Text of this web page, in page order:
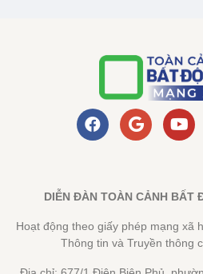
DIỄN ĐÀN TOÀN CẢNH BẤT
Hoạt động theo giấy phép mạng xã
Thông tin và Truyền thông